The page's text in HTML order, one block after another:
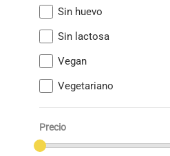
Sin huevo
Sin lactosa
Vegan
Vegetariano
Precio